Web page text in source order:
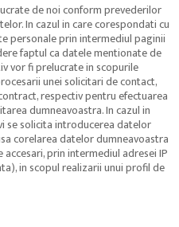
de noi conform prevederilor
In cazul in care corespondati cu
personale prin intermediul paginii
faptul ca datele mentionate de
vor fi prelucrate in scopurile
unei solicitari de contact,
respectiv pentru efectuarea
dumneavoastra. In cazul in
se solicita introducerea datelor
corelarea datelor dumneavoastra
prin intermediul adresei IP
in scopul realizarii unui profil de